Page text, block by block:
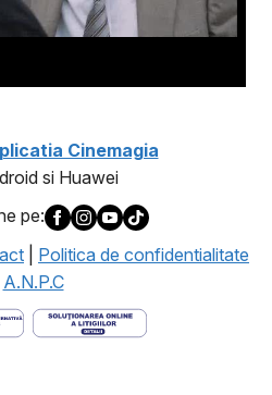
Cinemagia
si Huawei
pe:
Politica de confidentialitate
A.N.P.C